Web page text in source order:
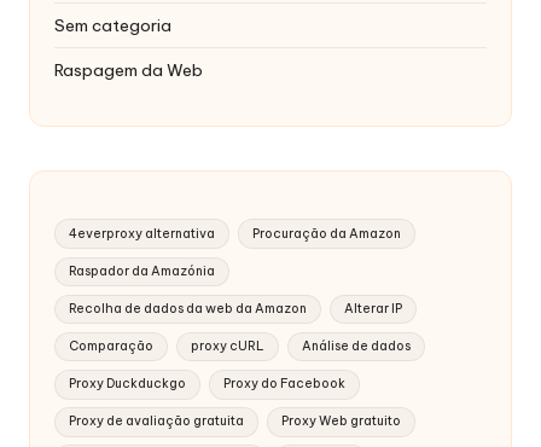
Sem categoria
Raspagem da Web
4everproxy alternativa Procuração da Amazon
Raspador da Amazónia
Recolha de dados da web da Amazon Alterar IP
Comparação proxy cURL Análise de dados
Proxy Duckduckgo Proxy do Facebook
Proxy de avaliação gratuita Proxy Web gratuito